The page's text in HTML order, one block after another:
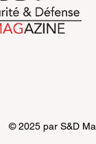
!
© 2025 par S&D